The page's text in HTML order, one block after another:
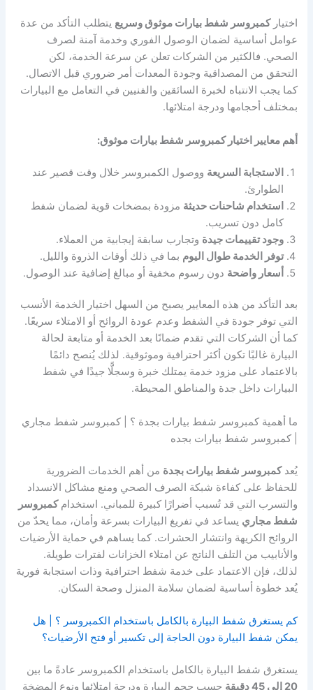
اختياركمبروسر شفط بيارات موثوق وسريع يتطلب التأكد من عدة
عوامل أساسية لضمان الوصول الفوري وخدمة آمنة لصرف
الصحي. فالكثير من الشركات تعلن عن سرعة الخدمة، لكن
التحقق من المصداقية وجودة المعدات أمر ضروري قبل الاتصال.
كما يجب الانتباه لخبرة السائقين والفنيين في التعامل مع البيارات
بمختلف أحجامها ودرجة امتلائها.
أهم معايير اختيار كمبروسر شفط بيارات موثوق:
الاستجابة السريعة ووصول الكمبروسر خلال وقت قصير عند
الطوارئ.
استخدام شاحنات حديثة مزودة بمضخات قوية لضمان شفط
كامل دون تسريب.
وجود تقييمات جيدة وتجارب سابقة إيجابية من العملاء.
توفر الخدمة طوال اليوم بما في ذلك أوقات الذروة والليل.
أسعار واضحة دون رسوم مخفية أو مبالغ إضافية عند الوصول.
بعد التأكد من هذه المعايير يصبح من السهل اختيار الخدمة الأنسب
التي توفر جودة في الشفط وعدم عودة الروائح أو الامتلاء سريعًا.
كما أن الشركات التي تقدم ضمانًا بعد الخدمة أو متابعة لحالة
البيارة غالبًا تكون أكثر احترافية وموثوقية. لذلك يُنصح دائمًا
بالاعتماد على مزود خدمة يمتلك خبرة وسجلًّا جيدًا في شفط
البيارات داخل جدة والمناطق المحيطة.
ما أهمية كمبروسر شفط بيارات بجدة ؟ | كمبروسر شفط مجاري
| كمبروسر شفط بيارات بجده
يُعدكمبروسر شفط بيارات بجدة من أهم الخدمات الضرورية
للحفاظ على كفاءة شبكة الصرف الصحي ومنع مشاكل الانسداد
والتسرب التي قد تُسبب أضرارًا كبيرة للمباني. استخدامكمبروسر
شفط مجاري يساعد في تفريغ البيارات بسرعة وأمان، مما يحدّ من
الروائح الكريهة وانتشار الحشرات. كما يساهم في حماية الأرضيات
والأنابيب من التلف الناتج عن امتلاء الخزانات لفترات طويلة.
لذلك، فإن الاعتماد على خدمة شفط احترافية وذات استجابة فورية
يُعد خطوة أساسية لضمان سلامة المنزل وصحة السكان.
كم يستغرق شفط البيارة بالكامل باستخدام الكمبروسر ؟ | هل
يمكن شفط البيارة دون الحاجة إلى تكسير أو فتح الأرضيات؟
يستغرق شفط البيارة بالكامل باستخدام الكمبروسر عادةً ما بين
20 إلى 45 دقيقة
حسب حجم البيارة ودرجة امتلائها ونوع المضخة